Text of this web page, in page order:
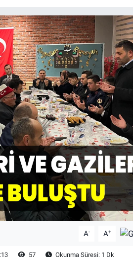
A- A+
57 Okunma Süresi: 1 Dk